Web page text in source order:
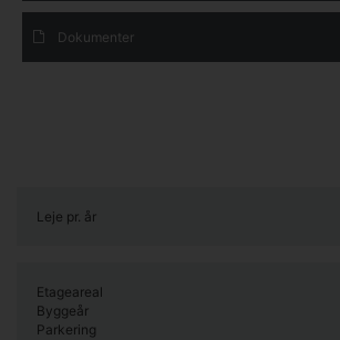
7 kontorrum
Mulighed for ekstra køkken.
Bagdør/nødudgang.
6 mdr. forudbetalt leje og 3 mdr. depositum.
Dokumenter
Leje pr. år
Etageareal
Byggeår
Parkering